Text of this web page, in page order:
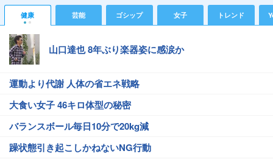
健康 芸能 ゴシップ 女子 トレンド
山口達也 8年ぶり楽器姿に感涙か
運動より代謝 人体の省エネ戦略
大食い女子 46キロ体型の秘密
バランスボール毎日10分で20kg減
躁状態引き起こしかねないNG行動